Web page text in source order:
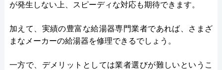
が発生しない上、スピーディな対応も期待できます。
加えて、実績の豊富な給湯器専門業者であれば、さまざ
まなメーカーの給湯器を修理できるでしょう。
一方で、デメリットとしては業者選びが難しいというこ